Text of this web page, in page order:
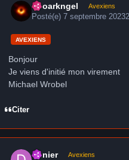
Neoarkngel Avexiens
Posté(e) 7 septembre 2023
AVEXIENS
Bonjour
Je viens d'initié mon virement
Michael Wrobel
Citer
Denier Avexiens